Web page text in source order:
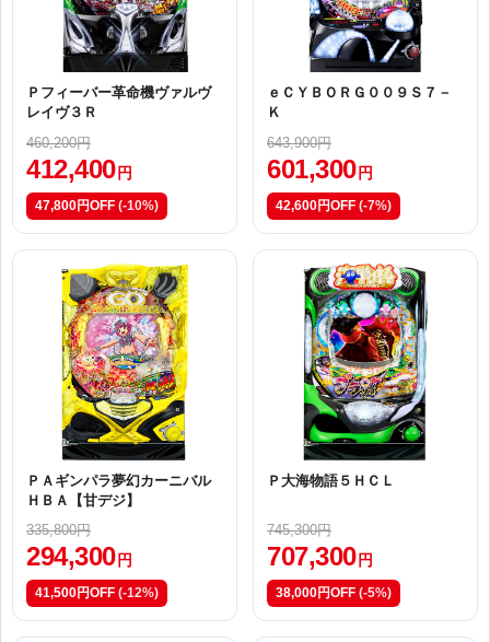
Ｐフィーバー革命機ヴァルヴ
レイヴ３Ｒ
460,200円
412,400 円
47,800円OFF (-10%)
ｅＣＹＢＯＲＧ００９Ｓ７－
Ｋ
643,900円
601,300 円
42,600円OFF (-7%)
ＰＡギンパラ夢幻カーニバル
ＨＢＡ【甘デジ】
335,800円
294,300 円
41,500円OFF (-12%)
Ｐ大海物語５ＨＣＬ
745,300円
707,300 円
38,000円OFF (-5%)